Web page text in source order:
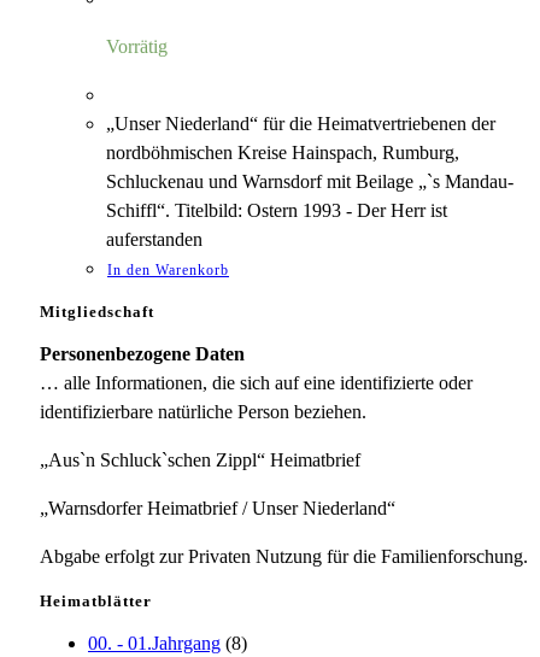
Vorrätig
„Unser Niederland“ für die Heimatvertriebenen der
nordböhmischen Kreise Hainspach, Rumburg,
Schluckenau und Warnsdorf mit Beilage „`s Mandau-
Schiffl“. Titelbild: Ostern 1993 - Der Herr ist
auferstanden
In den Warenkorb
Mitgliedschaft
Personenbezogene Daten
… alle Informationen, die sich auf eine identifizierte oder
identifizierbare natürliche Person beziehen.
„Aus`n Schluck`schen Zippl“ Heimatbrief
„Warnsdorfer Heimatbrief / Unser Niederland“
Abgabe erfolgt zur Privaten Nutzung für die Familienforschung.
Heimatblätter
00. - 01.Jahrgang (8)